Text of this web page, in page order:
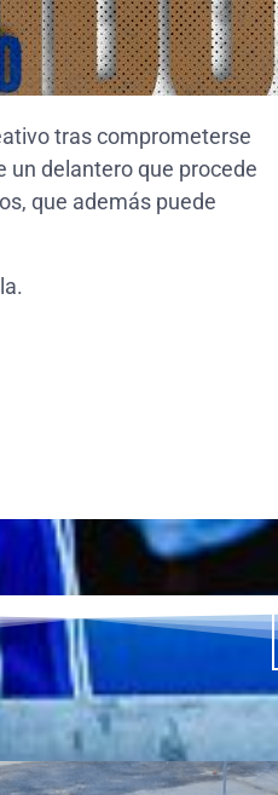
tras comprometerse
un delantero que procede
que además puede